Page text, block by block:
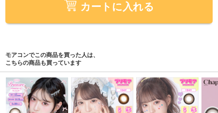
カートに入れる
モアコンでこの商品を買った人は、
こちらの商品も買っています